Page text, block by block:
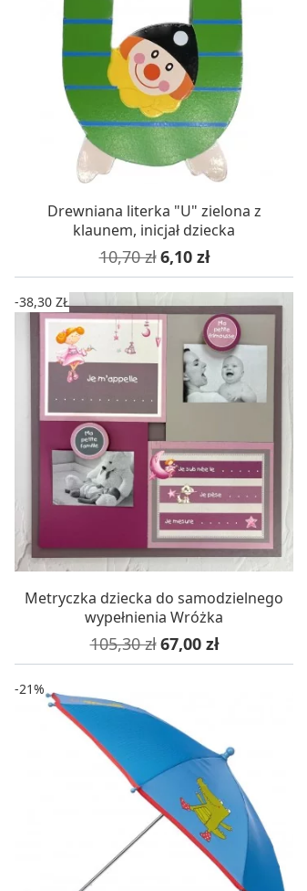
Drewniana literka "U" zielona z
klaunem, inicjał dziecka
Cena podstawowa
10,70 złCena
6,10 zł
Metryczka dziecka do samodzielnego
wypełnienia Wróżka
Cena podstawowa
105,30 złCena
67,00 zł
-38,30 ZŁ
-21%